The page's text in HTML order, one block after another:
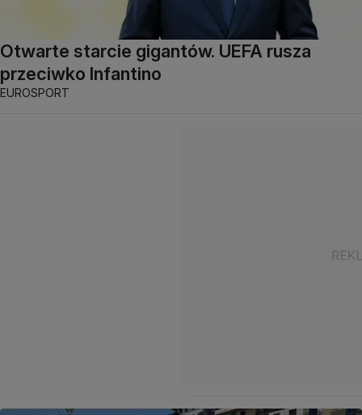
Otwarte starcie gigantów. UEFA rusza
przeciwko Infantino
EUROSPORT